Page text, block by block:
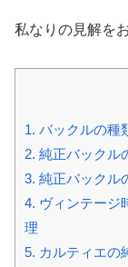
私なりの見解を
1. バックルの種
2. 純正バックル
3. 純正バックル
4. ヴィンテージ
理
5. カルティエの